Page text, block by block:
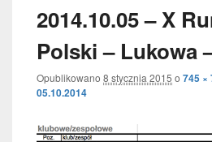
2014.10.05 – X
Polski – Lukowa
Opublikowano 8 stycznia 2015 o 745 ×
05.10.2014